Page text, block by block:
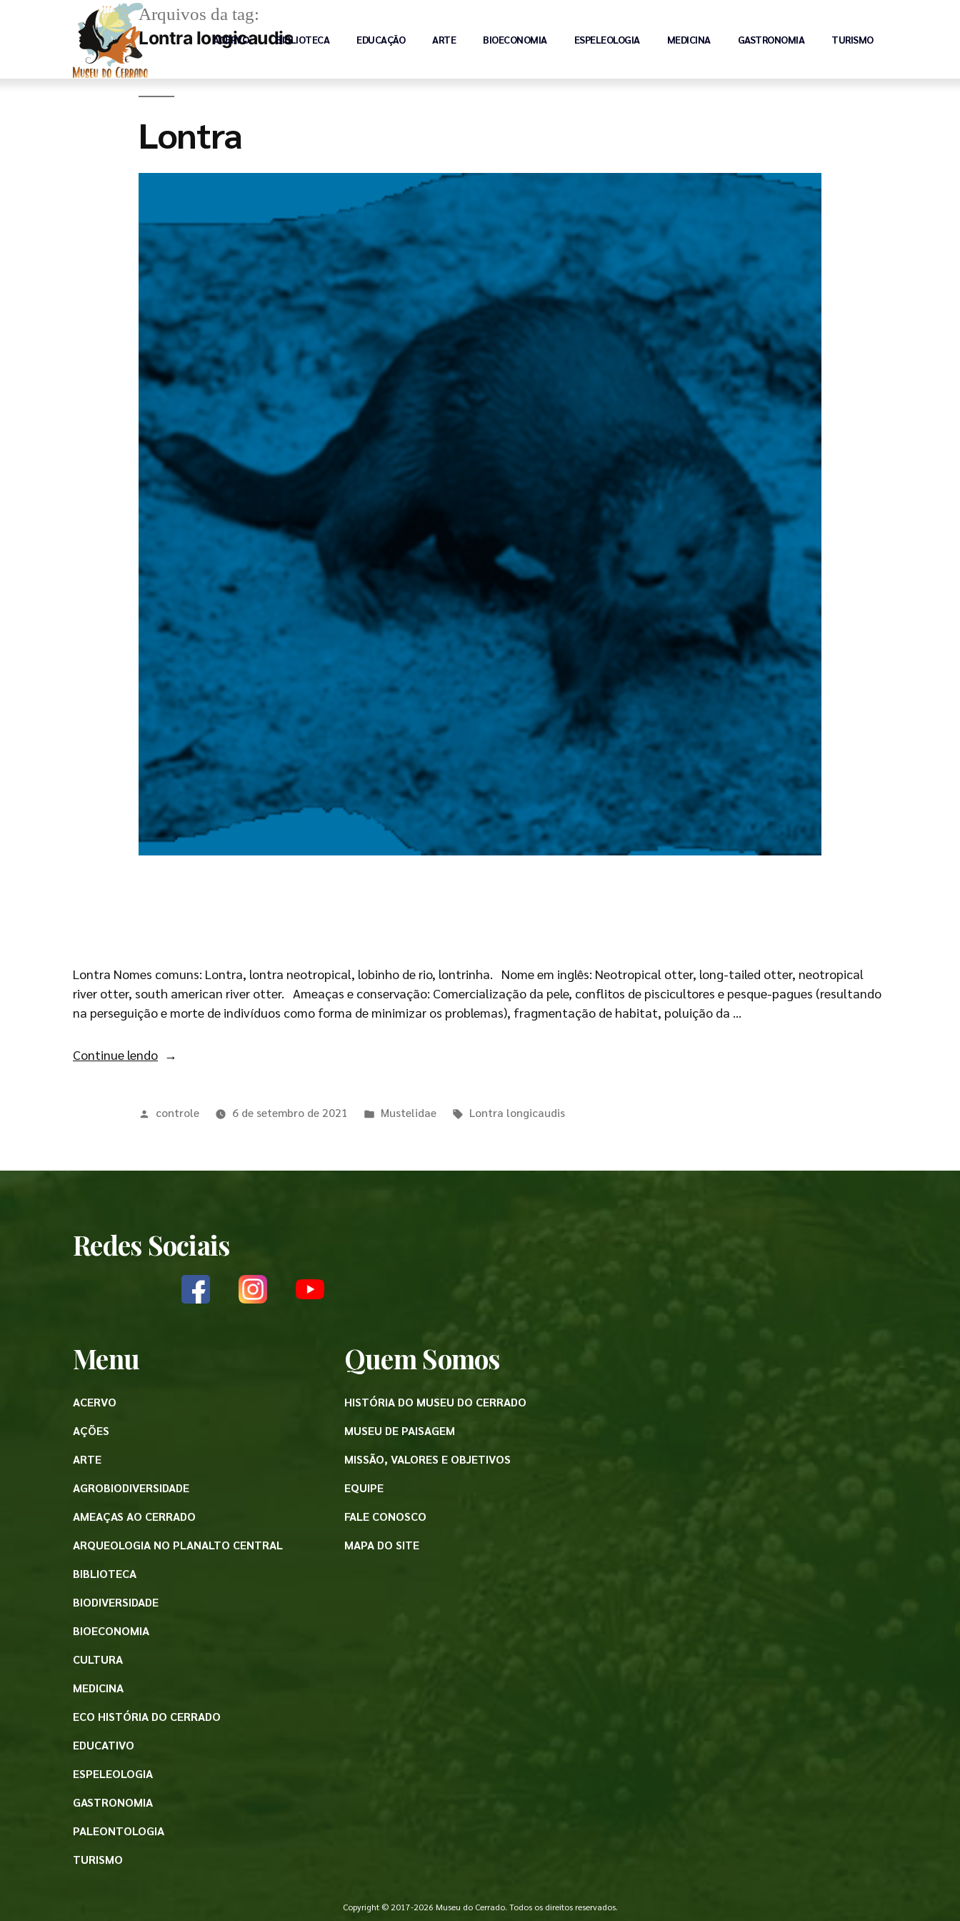
ACERVO BIBLIOTECA EDUCAÇÃO ARTE BIOECONOMIA ESPELEOLOGIA MEDICINA GASTRONOMIA TURISMO
Arquivos da tag:
Lontra longicaudis
Lontra
Lontra Nomes comuns: Lontra, lontra neotropical, lobinho de rio, lontrinha. Nome em inglês: Neotropical otter, long-tailed otter, neotropical
river otter, south american river otter. Ameaças e conservação: Comercialização da pele, conflitos de piscicultores e pesque-pagues (resultando
na perseguição e morte de indivíduos como forma de minimizar os problemas), fragmentação de habitat, poluição da …
Continue lendo
controle 6 de setembro de 2021 Mustelidae Lontra longicaudis
Redes Sociais
Menu
ACERVO
AÇÕES
ARTE
AGROBIODIVERSIDADE
AMEAÇAS AO CERRADO
ARQUEOLOGIA NO PLANALTO CENTRAL
BIBLIOTECA
BIODIVERSIDADE
BIOECONOMIA
CULTURA
MEDICINA
ECO HISTÓRIA DO CERRADO
EDUCATIVO
ESPELEOLOGIA
GASTRONOMIA
PALEONTOLOGIA
TURISMO
Quem Somos
HISTÓRIA DO MUSEU DO CERRADO
MUSEU DE PAISAGEM
MISSÃO, VALORES E OBJETIVOS
EQUIPE
FALE CONOSCO
MAPA DO SITE
Copyright © 2017-2026 Museu do Cerrado. Todos os direitos reservados.